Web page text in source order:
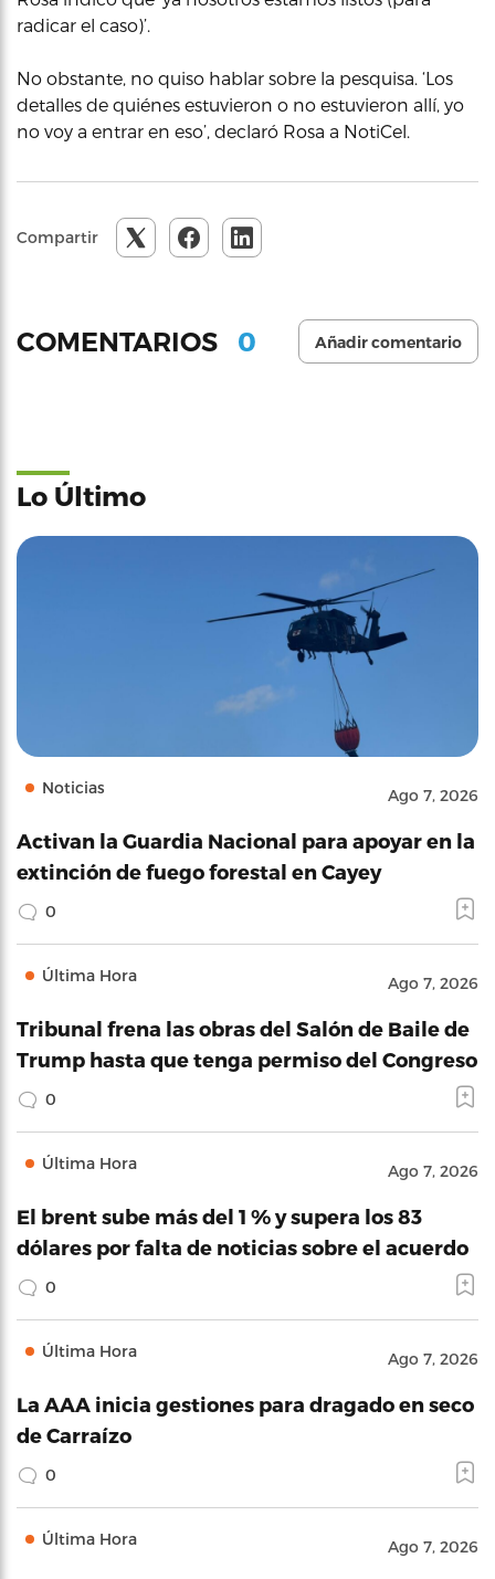
radicar el caso)’.
No obstante, no quiso hablar sobre la pesquisa. ‘Los
detalles de quiénes estuvieron o no estuvieron allí, yo
no voy a entrar en eso’, declaró Rosa a NotiCel.
Compartir
COMENTARIOS 0 Añadir comentario
Lo Último
Noticias Ago 7, 2026
Activan la Guardia Nacional para apoyar en la
extinción de fuego forestal en Cayey
0
Última Hora Ago 7, 2026
Tribunal frena las obras del Salón de Baile de
Trump hasta que tenga permiso del Congreso
0
Última Hora Ago 7, 2026
El brent sube más del 1 % y supera los 83
dólares por falta de noticias sobre el acuerdo
0
Última Hora Ago 7, 2026
La AAA inicia gestiones para dragado en seco
de Carraízo
0
Última Hora Ago 7, 2026